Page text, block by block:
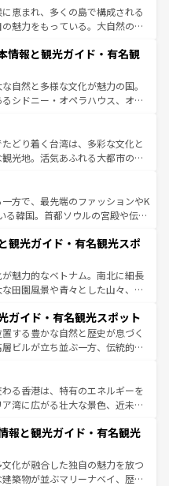
グランドキャニオンやイエロー
絶景が堪能できる。さらに、南
リカの各地域で異なる魅力を楽
豊かな歴史を感じることができ
リップや列車の旅も、アメリカ
、新着のアメリカ
参照してほしい。
恵まれ、多くの島で構成される
魅力をもっている。大自然の神
、定番の観光地といえばオアフ
るならマウイ島やカウアイ島が
ーンに輝く海をはじめ、豊かな
。「アロハスピリット」と呼ば
ードやハワイアンミュージッ
ど、すべてがハワイの魅力を彩
しい発見と感動が待っているハ
情報と観光ガイド・有名観
自然と多様な文化が魅力の国。
シドニー・オペラハウス、オー
そびえるウルル（エアーズロッ
原生林やケアンズの熱帯雨林な
また、カフェやワイン、オージ
実しており、サーフィンやダイ
アウトドア好きにはたまらな
な魅力を存分に味わいつくそ
どり着く台湾は、多彩な文化と
光地。活気あふれる大都市の台
ある台湾東部など、都市の喧騒
おり、訪れる人に新しい発見と
また、奥深い台湾の食文化も魅
ツなど、バラエティ豊かな料理
方で、最先端のファッションやK
る韓国。首都ソウルの宮殿や伝統
季折々の自然美を楽しむことが
焼肉、絶品のストリートフード
が待っている。夜には、韓国な
能できる。あたたかいホスピタ
てほしい。 なお、新着の韓国情報はコンテンツ一
観光ガイド・有名観光スポ
魅力的なベトナム。南北に細長
田園風景や青々とした山々、世
づく。ハノイの古い町並みやホ
時代の建物も、独特の雰囲気を
ラエティの豊かさとおいしさで
、ベトナムコーヒーなどは、ぜ
地域を訪れてもあたたかい人々
で、きっと忘れられない旅にな
ガイド・有名観光スポット
する豊かな自然と歴史が息づく
ビルが立ち並ぶ一方、伝統的な
部ではチェンマイなどの山岳地
ではプーケットやクラビの美し
楽しむことができる。タイ料理
で、どの季節にも異なる楽しみ
いタイの人々、仏教を中心とし
資源が、訪れる旅人を魅了し続
イ情報はコンテンツ一覧を参照して
る香港は、特有のエネルギーを
湾に広がる壮大な景色、近未来
るはず。観光スポットが密集し
を回れるのも魅力。息をのむよ
まで、香港を存分に楽しみ尽く
港情報はコンテンツ一覧を参照して
報と観光ガイド・有名観光
化が融合した独自の魅力を放つ
築物が並ぶマリーナベイ、歴史